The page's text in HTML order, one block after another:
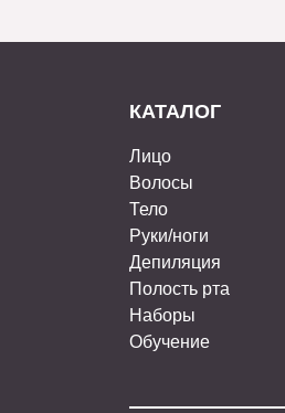
КАТАЛОГ
Лицо
Волосы
Тело
Руки/ноги
Депиляция
Полость рта
Наборы
Обучение